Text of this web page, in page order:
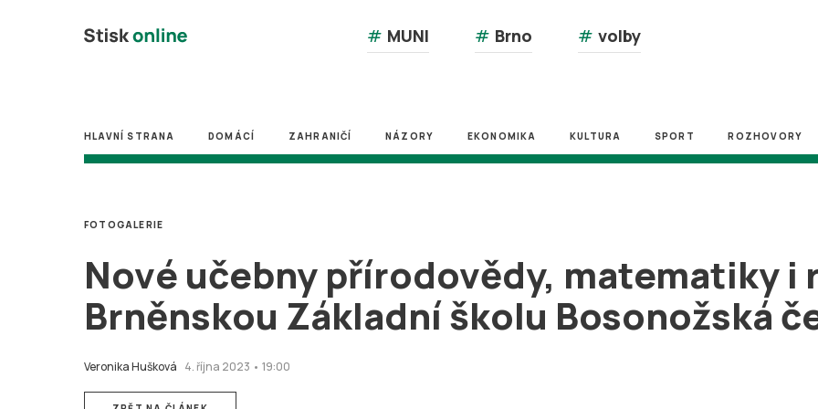
# MUNI # Brno # volby
HLAVNÍ STRANA DOMÁCÍ ZAHRANIČÍ NÁZORY EKONOMIKA KULTURA SPORT ROZHOVORY
Nové učebny přírodovědy, matematiky i
Brněnskou Základní školu Bosonožská
Veronika Hušková 4. října 2023 • 19:00
FOTOGALERIE